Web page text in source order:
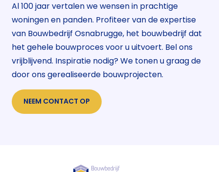
Al 100 jaar vertalen we wensen in prachtige
woningen en panden. Profiteer van de expertise
van Bouwbedrijf Osnabrugge, het bouwbedrijf dat
het gehele bouwproces voor u uitvoert. Bel ons
vrijblijvend. Inspiratie nodig? We tonen u graag de
door ons gerealiseerde bouwprojecten.
NEEM CONTACT OP